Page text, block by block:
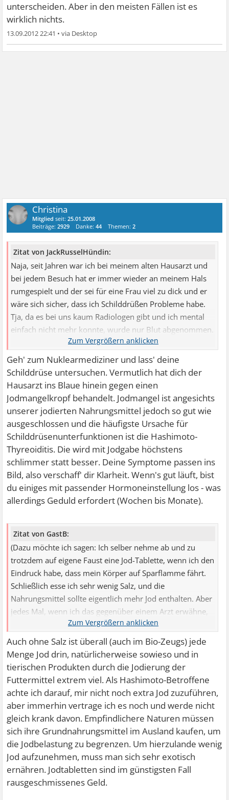
unterscheiden. Aber in den meisten Fällen ist es
wirklich nichts.
13.09.2012 22:41 •
Christina
Mitglied seit:25.01.2008
Beiträge:2929 Danke:44 Themen:2
Zitat von JackRusselHündin:
Naja, seit Jahren war ich bei meinem alten Hausarzt und
bei jedem Besuch hat er immer wieder an meinem Hals
rumgespielt und der sei für eine Frau viel zu dick und er
wäre sich sicher, dass ich Schilddrüßen Probleme habe.
Tja, da es bei uns kaum Radiologen gibt und ich mental
einfach nicht mehr konnte, wurde nur Blut abgenommen.
Heraus kam, dass ein Wert erhöht war, nicht stark, aber
einer war es.
Er hat danach nichts mehr veranlasst. Er hatte mir nur Jod
in die Hand gedrückt, aber ich meinte zu ihm, dass ich
mein Essen täglich total versalze, aber ich sollte sie
dennoch nehmen, doch es brachte keine Besserung.
Geh' zum Nuklearmediziner und lass' deine
Schilddrüse untersuchen. Vermutlich hat dich der
Hausarzt ins Blaue hinein gegen einen
Jodmangelkropf behandelt. Jodmangel ist angesichts
unserer jodierten Nahrungsmittel jedoch so gut wie
ausgeschlossen und die häufigste Ursache für
Schilddrüsenunterfunktionen ist die Hashimoto-
Thyreoiditis. Die wird mit Jodgabe höchstens
schlimmer statt besser. Deine Symptome passen ins
Bild, also verschaff' dir Klarheit. Wenn's gut läuft, bist
du einiges mit passender Hormoneinstellung los - was
allerdings Geduld erfordert (Wochen bis Monate).
Zitat von GastB:
(Dazu möchte ich sagen: Ich selber nehme ab und zu
trotzdem auf eigene Faust eine Jod-Tablette, wenn ich den
Eindruck habe, dass mein Körper auf Sparflamme fährt.
Schließlich esse ich sehr wenig Salz, und die
Nahrungsmittel sollte eigentlich mehr Jod enthalten. Aber
jedes Mal, wenn ich das gegenüber einem Arzt erwähne,
wird tadelnd der Kopf geschüttelt.
Auch ohne Salz ist überall (auch im Bio-Zeugs) jede
Menge Jod drin, natürlicherweise sowieso und in
tierischen Produkten durch die Jodierung der
Futtermittel extrem viel. Als Hashimoto-Betroffene
achte ich darauf, mir nicht noch extra Jod zuzuführen,
aber immerhin vertrage ich es noch und werde nicht
gleich krank davon. Empfindlichere Naturen müssen
sich ihre Grundnahrungsmittel im Ausland kaufen, um
die Jodbelastung zu begrenzen. Um hierzulande wenig
Jod aufzunehmen, muss man sich sehr exotisch
ernähren. Jodtabletten sind im günstigsten Fall
rausgeschmissenes Geld.